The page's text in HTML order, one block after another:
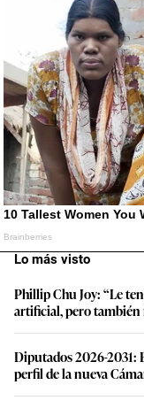
Lo más visto
Phillip Chu Joy: “Le
artificial, pero también
Diputados 2026-2031:
perfil de la nueva